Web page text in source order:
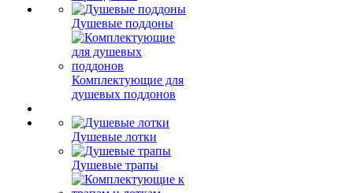
Душевые поддоны
Комплектующие для
душевых поддонов
Душевые лотки
Душевые трапы